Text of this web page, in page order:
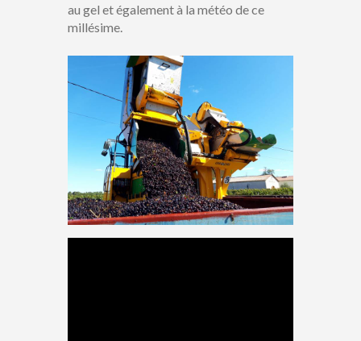
au gel et également à la météo de ce
millésime.